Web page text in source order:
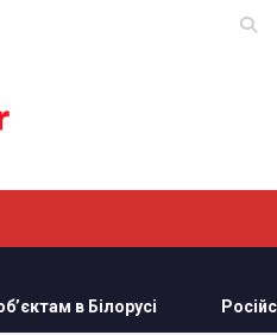
Російська еліта